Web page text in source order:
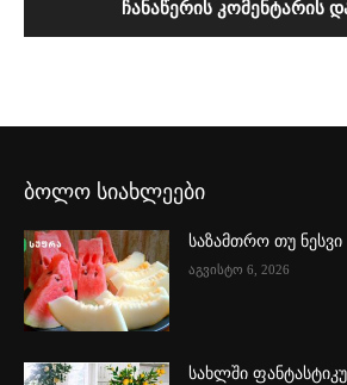
ბოლო სიახლეები
საზამთრო თუ ნესვი
აგვისტო 6, 2026
სახლში